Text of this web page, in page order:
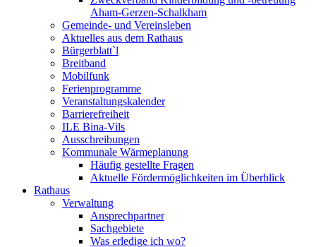
Aham-Gerzen-Schalkham
Gemeinde- und Vereinsleben
Aktuelles aus dem Rathaus
Bürgerblatt`l
Breitband
Mobilfunk
Ferienprogramme
Veranstaltungskalender
Barrierefreiheit
ILE Bina-Vils
Ausschreibungen
Kommunale Wärmeplanung
Häufig gestellte Fragen
Aktuelle Fördermöglichkeiten im Überblick
Rathaus
Verwaltung
Ansprechpartner
Sachgebiete
Was erledige ich wo?